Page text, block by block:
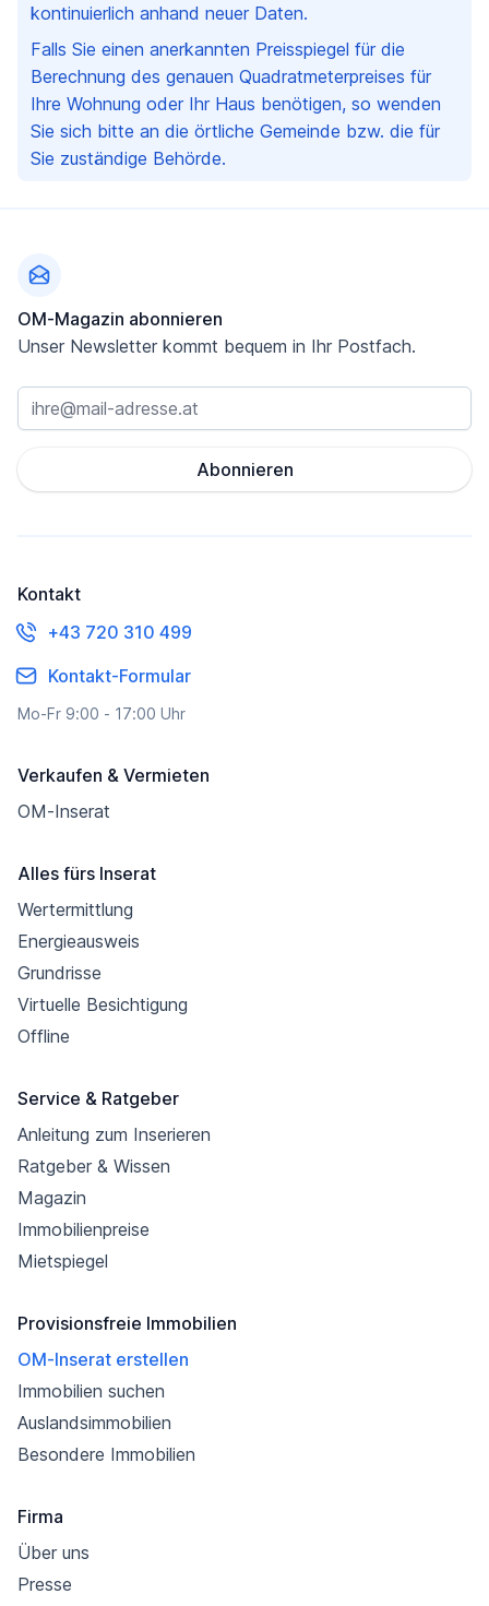
kontinuierlich anhand neuer Daten.
Falls Sie einen anerkannten Preisspiegel für die
Berechnung des genauen Quadratmeterpreises für
Ihre Wohnung oder Ihr Haus benötigen, so wenden
Sie sich bitte an die örtliche Gemeinde bzw. die für
Sie zuständige Behörde.
OM-Magazin abonnieren
Unser Newsletter kommt bequem in Ihr Postfach.
Abonnieren
Kontakt
+43 720 310 499
Kontakt-Formular
Mo-Fr 9:00 - 17:00 Uhr
Verkaufen & Vermieten
OM-Inserat
Alles fürs Inserat
Wertermittlung
Energieausweis
Grundrisse
Virtuelle Besichtigung
Offline
Service & Ratgeber
Anleitung zum Inserieren
Ratgeber & Wissen
Magazin
Immobilienpreise
Mietspiegel
Provisionsfreie Immobilien
OM-Inserat erstellen
Immobilien suchen
Auslandsimmobilien
Besondere Immobilien
Firma
Über uns
Presse